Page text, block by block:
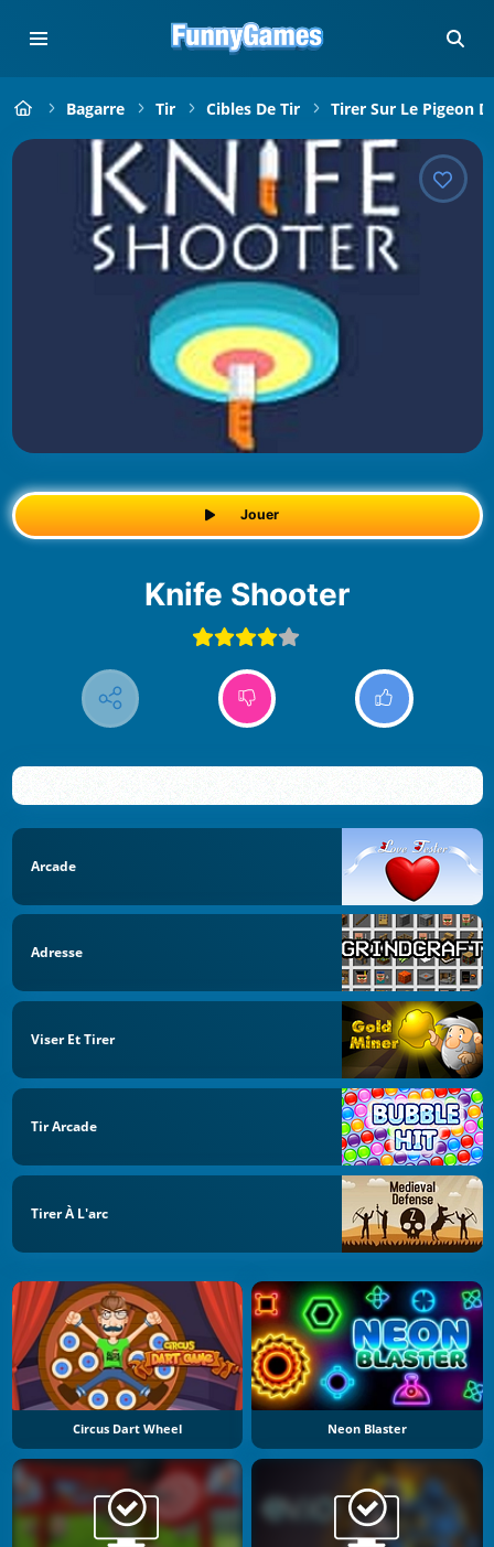
Bagarre Tir Cibles De Tir Tirer Sur Le Pigeon
Jouer
Knife Shooter
Arcade
Adresse
Viser Et Tirer
Tir Arcade
Tirer À L'arc
Circus Dart Wheel Neon Blaster